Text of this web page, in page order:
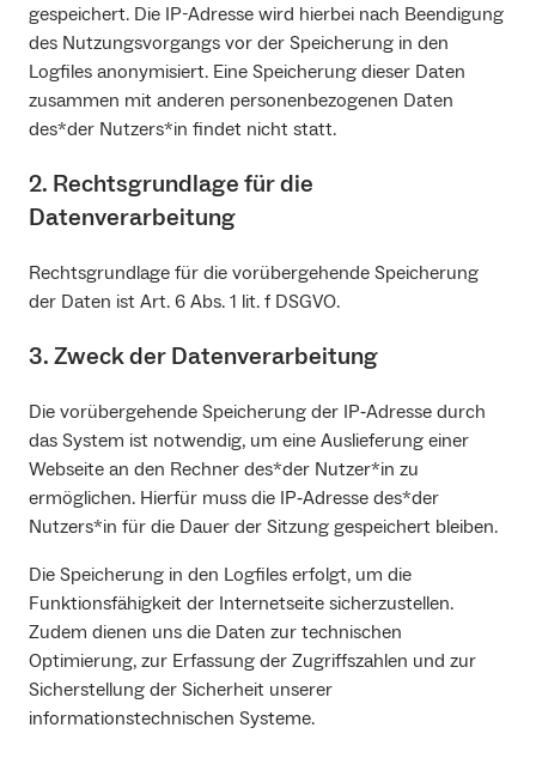
gespeichert. Die IP-Adresse wird hierbei nach Beendigung
des Nutzungsvorgangs vor der Speicherung in den
Logfiles anonymisiert. Eine Speicherung dieser Daten
zusammen mit anderen personenbezogenen Daten
des*der Nutzers*in findet nicht statt.
2. Rechtsgrundlage für die
Datenverarbeitung
Rechtsgrundlage für die vorübergehende Speicherung
der Daten ist Art. 6 Abs. 1 lit. f DSGVO.
3. Zweck der Datenverarbeitung
Die vorübergehende Speicherung der IP‐Adresse durch
das System ist notwendig, um eine Auslieferung einer
Webseite an den Rechner des*der Nutzer*in zu
ermöglichen. Hierfür muss die IP‐Adresse des*der
Nutzers*in für die Dauer der Sitzung gespeichert bleiben.
Die Speicherung in den Logfiles erfolgt, um die
Funktionsfähigkeit der Internetseite sicherzustellen.
Zudem dienen uns die Daten zur technischen
Optimierung, zur Erfassung der Zugriffszahlen und zur
Sicherstellung der Sicherheit unserer
informationstechnischen Systeme.